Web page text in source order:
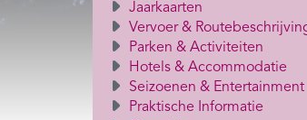
Jaarkaarten
Vervoer &
Parken & Activiteiten
Hotels & Accommodatie
Seizoenen & Entertainment
Praktische Informatie